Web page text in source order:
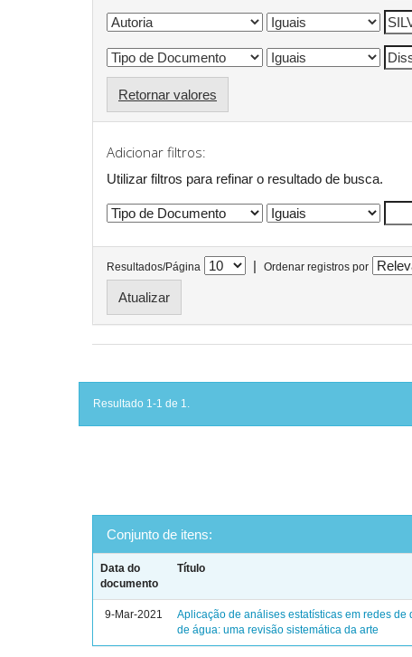
Retornar valores
Adicionar filtros:
Utilizar filtros para refinar o resultado de busca.
Resultados/Página | Ordenar registros por
Resultado 1-1 de 1.
Conjunto de itens:
Data do
documento
Título
9-Mar-2021
Aplicação de análises estatísticas em redes de
de água: uma revisão sistemática da arte